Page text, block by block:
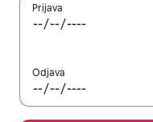
Prijava
Odjava